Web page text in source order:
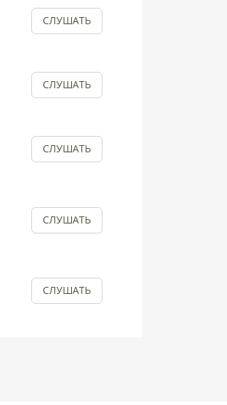
СЛУШАТЬ
СЛУШАТЬ
СЛУШАТЬ
СЛУШАТЬ
СЛУШАТЬ